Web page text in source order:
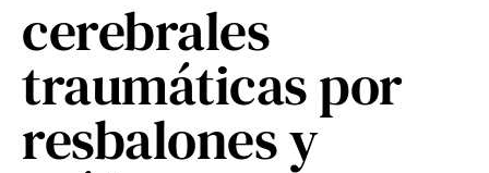
cerebrales
traumáticas por
resbalones y